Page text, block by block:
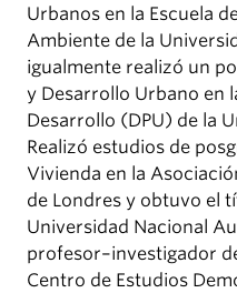
Urbanos en la Escuela
Ambiente de la
igualmente realizó un
y Desarrollo Urbano en
Desarrollo (DPU) de la
Realizó estudios de
Vivienda en la
de Londres y obtuvo el
Universidad Nacional
profesor–investigador
Centro de Estudios